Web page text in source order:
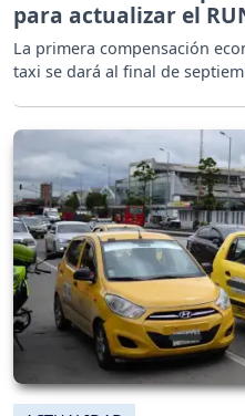
para actualizar el
La primera compensación
taxi se dará al final de